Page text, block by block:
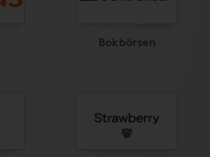
Bokbörsen